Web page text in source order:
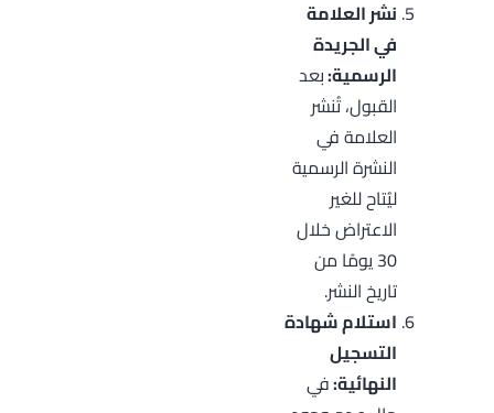
نشر العلامة
في الجريدة
الرسمية:بعد
القبول، تُنشر
العلامة في
النشرة الرسمية
ليُتاح للغير
الاعتراض خلال
30 يومًا من
تاريخ النشر.
استلام شهادة
التسجيل
النهائية:في